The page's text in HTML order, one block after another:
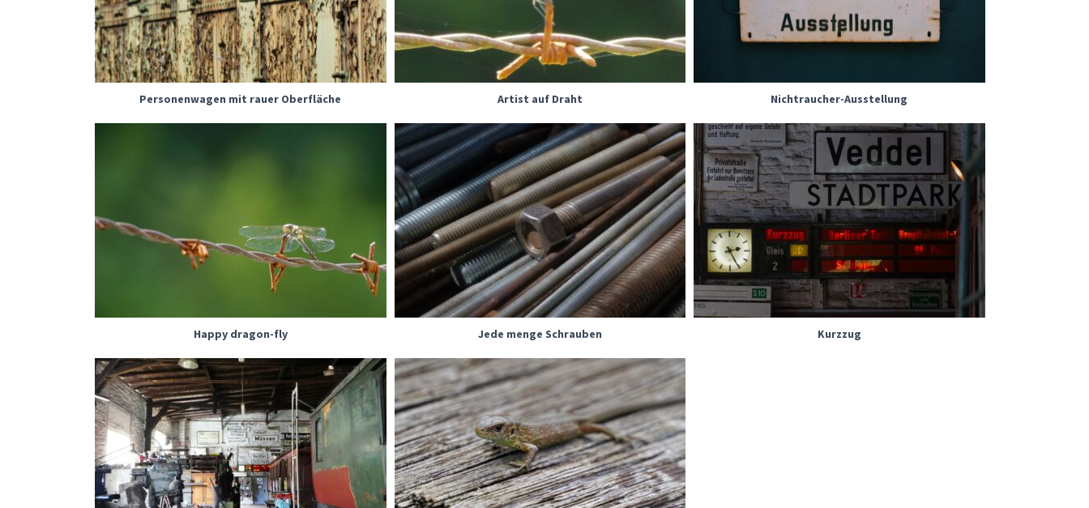
Personenwagen mit rauer Oberfläche Artist auf Draht Nichtraucher-Ausstellung
Happy dragon-fly Jede menge Schrauben Kurzzug